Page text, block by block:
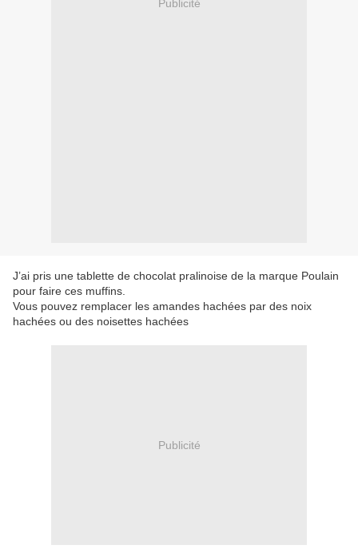
Publicité
J’ai pris une tablette de chocolat pralinoise de la marque Poulain
pour faire ces muffins.
Vous pouvez remplacer les amandes hachées par des noix
hachées ou des noisettes hachées
Publicité